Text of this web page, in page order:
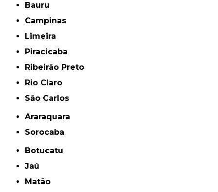
Bauru
Campinas
Limeira
Piracicaba
Ribeirão Preto
Rio Claro
São Carlos
Araraquara
Sorocaba
Botucatu
Jaú
Matão